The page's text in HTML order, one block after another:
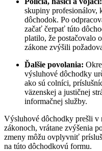
skupiny profesionálov,
dôchodok. Po
začať čerpať túto
platilo, že postačovalo
zákone zvýšili
Ďalšie povolania:
výsluhové dôchodky
ako sú colníci,
väzenskej a justičnej
informačnej služby.
Výsluhové dôchodky prešli
zákonoch, vrátane zvýšenia
zmeny môžu ovplyvniť
na túto dôchodkovú formu.